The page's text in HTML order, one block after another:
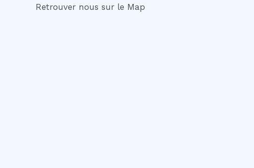
Retrouver nous sur le Map